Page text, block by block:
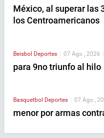
México, al superar las
los Centroamericanos
Beisbol Deportes | 07 Ago , 2026 |
para 9no triunfo al hilo
Basquetbol Deportes 07 Ago ,
menor por armas